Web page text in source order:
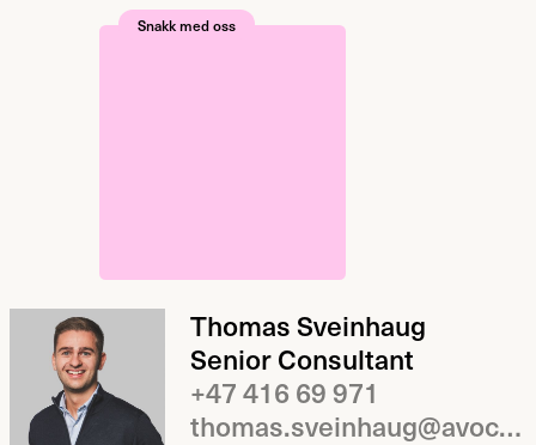
Snakk med oss
Thomas Sveinhaug
Senior Consultant
+47 416 69 971
thomas.sveinhaug@avoconsulting.no